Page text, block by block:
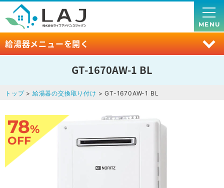
給湯器メニューを開く
MENU
GT-1670AW-1 BL
トップ> 給湯器の交換取り付け > GT-1670AW-1 BL
78%
OFF